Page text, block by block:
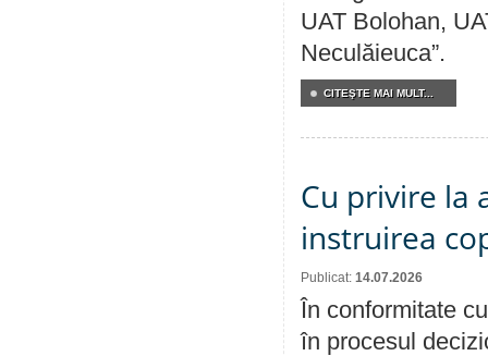
UAT Bolohan,
Neculăieuca”.
CITEŞTE MAI MULT...
Cu privire la
instruirea
Publicat: 14.07.2026
În conformitate
în procesul